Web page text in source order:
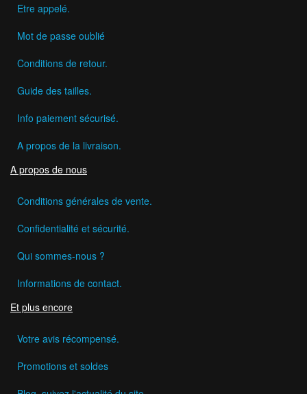
Etre appelé.
Mot de passe oublié
Conditions de retour.
Guide des tailles.
Info paiement sécurisé.
A propos de la livraison.
A propos de nous
Conditions générales de vente.
Confidentialité et sécurité.
Qui sommes-nous ?
Informations de contact.
Et plus encore
Votre avis récompensé.
Promotions et soldes